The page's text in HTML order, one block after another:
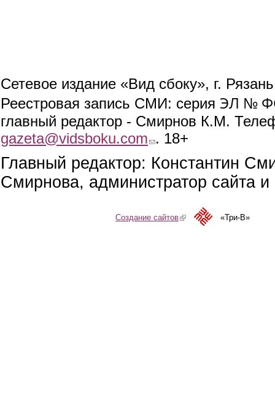
Сетевое издание «Вид сбоку», г.
Реестровая запись СМИ: серия ЭЛ №
главный редактор - Смирнов К.М.
gazeta@vidsboku.com (link sends e-mail)
. 18+
Главный редактор: Константин
Смирнова, администратор сайта
Создание сайтов(link is external)«Три-В»